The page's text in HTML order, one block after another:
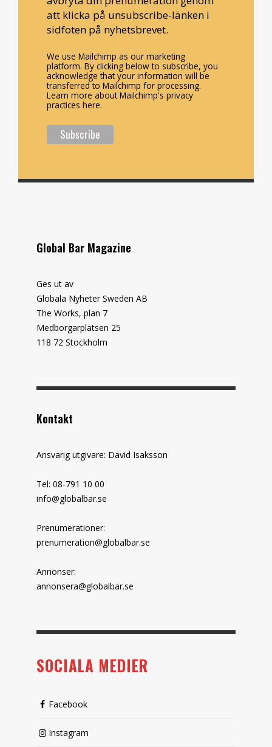
att klicka på unsubscribe-länken i
sidfoten på nyhetsbrevet.
We use Mailchimp as our marketing
platform. By clicking below to subscribe, you
acknowledge that your information will be
transferred to Mailchimp for processing.
Learn more about Mailchimp's privacy
practices here.
Global Bar Magazine
Ges ut av
Globala Nyheter Sweden AB
The Works, plan 7
Medborgarplatsen 25
118 72 Stockholm
Kontakt
Ansvarig utgivare: David Isaksson
Tel: 08-791 10 00
info@globalbar.se
Prenumerationer:
prenumeration@globalbar.se
Annonser:
annonsera@globalbar.se
SOCIALA MEDIER
Facebook
Instagram